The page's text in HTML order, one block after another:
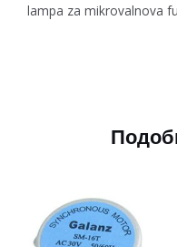
lampa za mikrovalnova